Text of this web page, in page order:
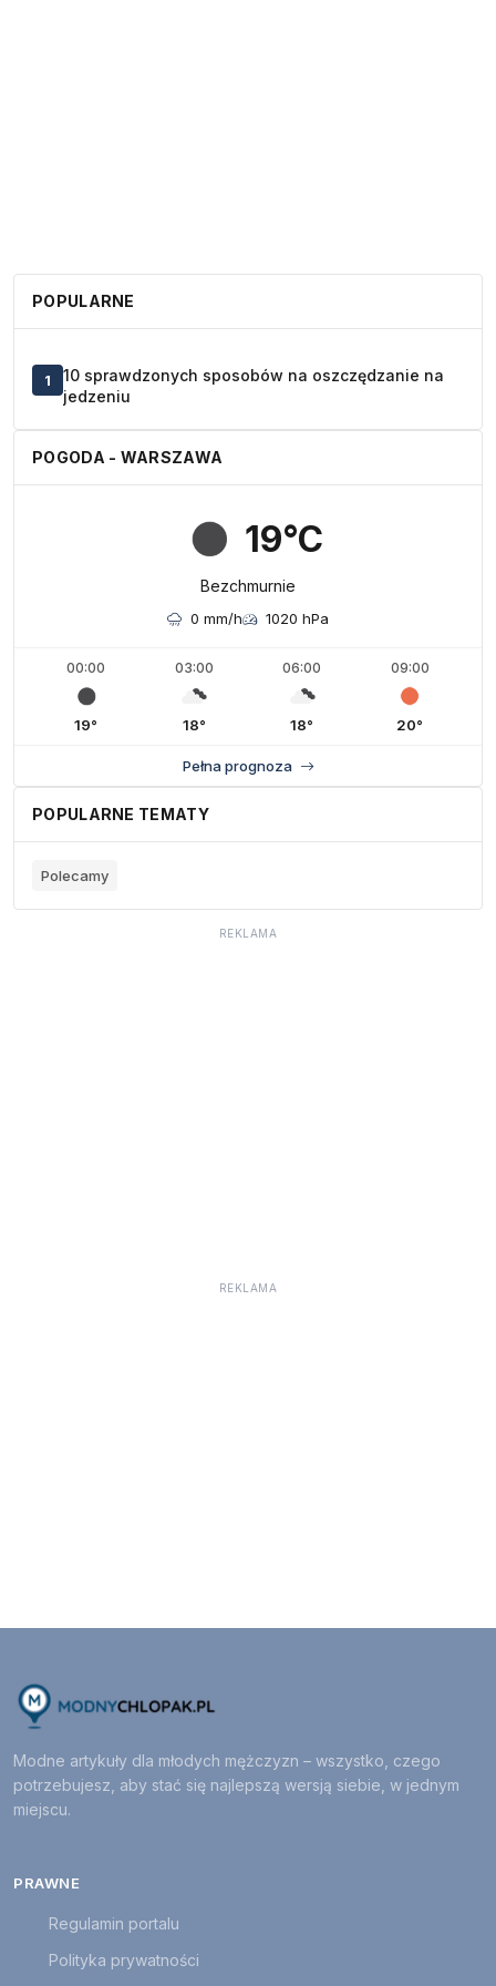
POPULARNE
1
10 sprawdzonych sposobów na oszczędzanie na
jedzeniu
POGODA - WARSZAWA
19°C
Bezchmurnie
0 mm/h 1020 hPa
00:00
19°
03:00
18°
06:00
18°
09:00
20°
Pełna prognoza
POPULARNE TEMATY
Polecamy
REKLAMA
REKLAMA
Modne artykuły dla młodych mężczyzn – wszystko, czego
potrzebujesz, aby stać się najlepszą wersją siebie, w jednym
miejscu.
PRAWNE
Regulamin portalu
Polityka prywatności